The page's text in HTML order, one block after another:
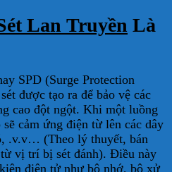
Lan Truyền Là
SPD (Surge Protection
được tạo ra để bảo vệ các
cao đột ngột. Khi một luồng
cảm ứng điện từ lên các dây
.v.v… (Theo lý thuyết, bán
vị trí bị sét đánh). Điều này
điện tử như bộ nhớ, bộ xử